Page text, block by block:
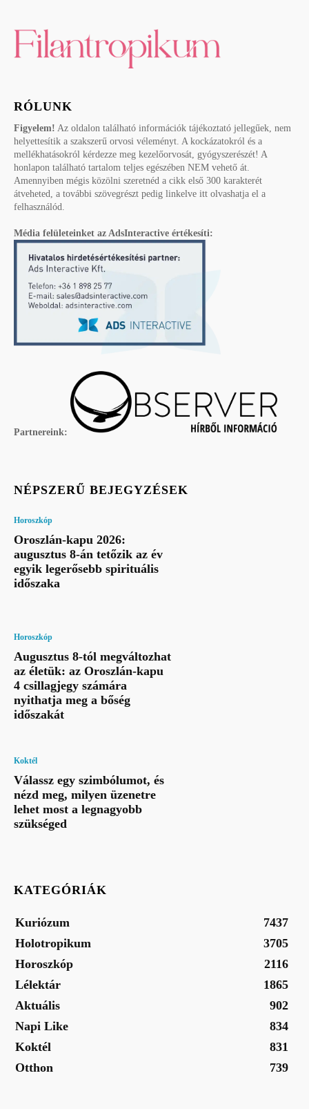
RÓLUNK
Figyelem! Az oldalon található információk tájékoztató jellegűek, nem
helyettesítik a szakszerű orvosi véleményt. A kockázatokról és a
mellékhatásokról kérdezze meg kezelőorvosát, gyógyszerészét! A
honlapon található tartalom teljes egészében NEM vehető át.
Amennyiben mégis közölni szeretnéd a cikk első 300 karakterét
átveheted, a további szövegrészt pedig linkelve itt olvashatja el a
felhasználód.
Média felületeinket az AdsInteractive értékesíti:
Partnereink:
NÉPSZERŰ BEJEGYZÉSEK
Horoszkóp
Oroszlán-kapu 2026:
augusztus 8-án tetőzik az év
egyik legerősebb spirituális
időszaka
Horoszkóp
Augusztus 8-tól megváltozhat
az életük: az Oroszlán-kapu
4 csillagjegy számára
nyithatja meg a bőség
időszakát
Koktél
Válassz egy szimbólumot, és
nézd meg, milyen üzenetre
lehet most a legnagyobb
szükséged
KATEGÓRIÁK
Kuriózum
7437
Holotropikum
3705
Horoszkóp
2116
Lélektár
1865
Aktuális
902
Napi Like
834
Koktél
831
Otthon
739